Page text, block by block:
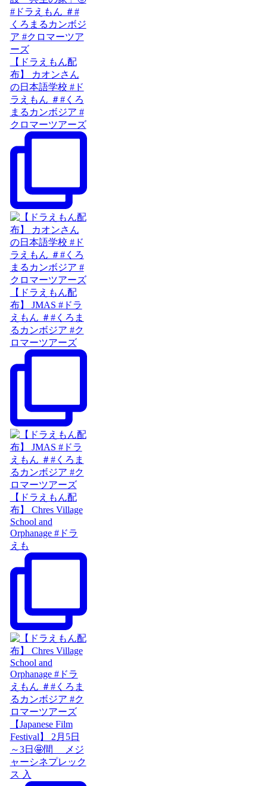
【ドラえもん配
布】 カオンさん
の日本語学校 #ド
ラえもん ＃#くろ
まるカンボジア #
クロマーツアーズ
【ドラえもん配
布】 JMAS #ドラ
えもん ＃#くろま
るカンボジア #ク
ロマーツアーズ
【ドラえもん配
布】 Chres Village
School and
Orphanage #ドラ
えも
【Japanese Film
Festival】 2月5日
～3日🤩間 メジ
ャーシネプレック
ス 入